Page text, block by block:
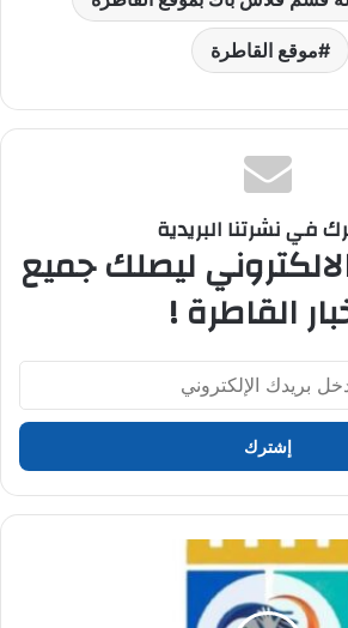
موقع القاطرة
في نشرتنا البريدية
ليصلك جميع
القاطرة !